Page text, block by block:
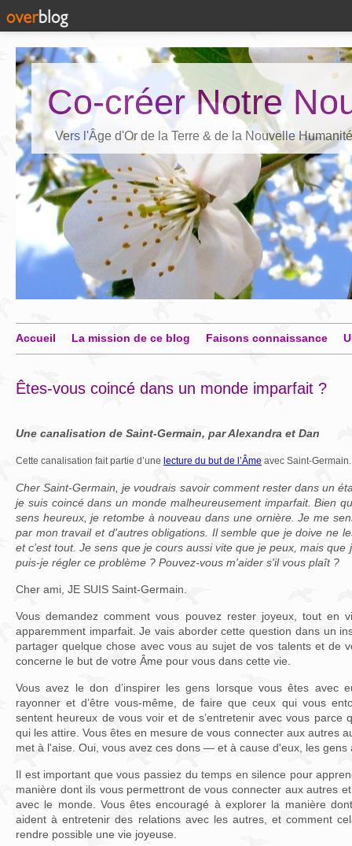
Co-créer Notre
Vers l'Âge d'Or de la Terre & de la Nouvelle Humanité
Accueil La mission de ce blog Faisons connaissance
Êtes-vous coincé dans un monde imparfait ?
Une canalisation de Saint-Germain, par Alexandra et Dan
Cette canalisation fait partie d’une lecture du but de l’Âme avec Saint-Germain.
Cher Saint-Germain, je voudrais savoir comment rester dans un
je suis coincé dans un monde malheureusement imparfait. Bien
sens heureux, je retombe à nouveau dans une ornière. Je me
par mon travail et d'autres obligations. Il semble que je doive ne
et c’est tout. Je sens que je cours aussi vite que je peux, mais que
puis-je régler ce problème ? Pouvez-vous m'aider s'il vous plaît ?
Cher ami, JE SUIS Saint-Germain.
Vous demandez comment vous pouvez rester joyeux, tout en
apparemment imparfait. Je vais aborder cette question dans un
partager quelque chose avec vous au sujet de vos talents et de
concerne le but de votre Âme pour vous dans cette vie.
Vous avez le don d’inspirer les gens lorsque vous êtes avec
rayonner et d’être vous-même, de faire que ceux qui vous
sentent heureux de vous voir et de s’entretenir avec vous parce
qui les attire. Vous êtes en mesure de vous connecter aux autres
met à l'aise. Oui, vous avez ces dons — et à cause d'eux, les gens
Il est important que vous passiez du temps en silence pour
manière dont ils vous permettront de vous connecter aux autres
avec le monde. Vous êtes encouragé à explorer la manière
aident à entretenir des relations avec les autres, et comment
rendre possible une vie joyeuse.